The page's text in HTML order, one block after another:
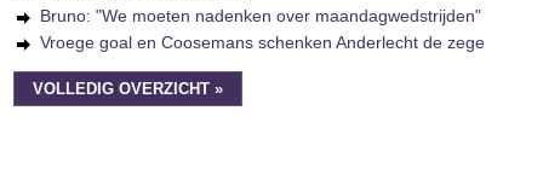
Bruno: "We moeten nadenken over maandagwedstrijden"
Vroege goal en Coosemans schenken Anderlecht de zege
VOLLEDIG OVERZICHT »